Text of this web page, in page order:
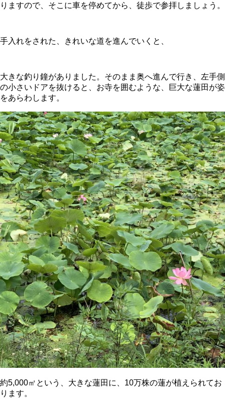
りますので、そこに車を停めてから、徒歩で参拝しましょう。
手入れをされた、きれいな道を進んでいくと、
大きな釣り鐘がありました。そのまま奥へ進んで行き、左手側
の小さいドアを抜けると、お寺を囲むような、巨大な蓮田が姿
をあらわします。
約5,000㎡という、大きな蓮田に、10万株の蓮が植えられてお
ります。